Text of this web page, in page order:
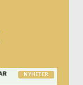
NYHETER